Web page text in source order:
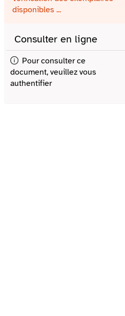
disponibles ...
Consulter en ligne
Pour consulter ce
document, veuillez vous
authentifier